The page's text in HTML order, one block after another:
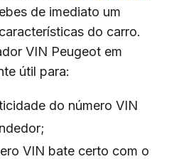
de imediato um
do carro.
VIN Peugeot em
útil para:
do número VIN
VIN bate certo com o